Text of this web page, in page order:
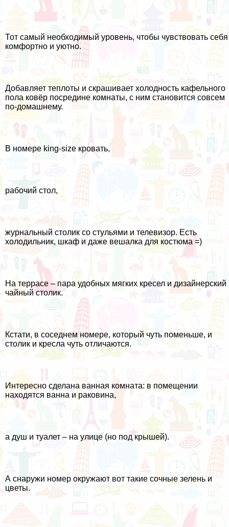
Тот самый необходимый уровень, чтобы чувствовать себя
комфортно и уютно.
Добавляет теплоты и скрашивает холодность кафельного
пола ковёр посредине комнаты, с ним становится совсем
по-домашнему.
В номере king-size кровать,
рабочий стол,
журнальный столик со стульями и телевизор. Есть
холодильник, шкаф и даже вешалка для костюма =)
На террасе – пара удобных мягких кресел и дизайнерский
чайный столик.
Кстати, в соседнем номере, который чуть поменьше, и
столик и кресла чуть отличаются.
Интересно сделана ванная комната: в помещении
находятся ванна и раковина,
а душ и туалет – на улице (но под крышей).
А снаружи номер окружают вот такие сочные зелень и
цветы.